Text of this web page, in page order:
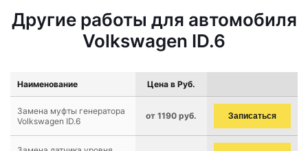
Другие работы для автомобиля
Volkswagen ID.6
Наименование Цена в Руб.
Замена муфты генератора
Volkswagen ID.6
от 1190 руб. Записаться